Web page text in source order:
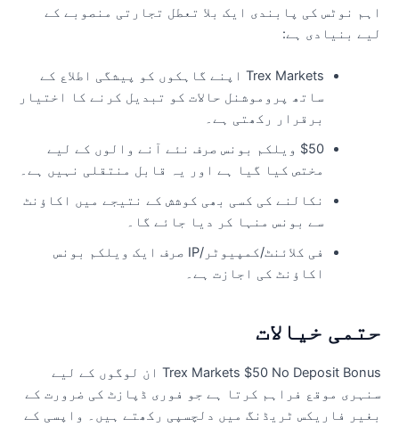
نوٹس کی پابندی ایک بلا تعطل تجارتی منصوبے کے
بنیادی ہے:
Trex Markets اپنے گاہکوں کو پیشگی اطلاع کے
ساتھ پروموشنل حالات کو تبدیل کرنے کا اختیار
برقرار رکھتی ہے۔
$50 ویلکم بونس صرف نئے آنے والوں کے لیے
مختص کیا گیا ہے اور یہ قابل منتقلی نہیں ہے۔
نکالنے کی کسی بھی کوشش کے نتیجے میں اکاؤنٹ
سے بونس منہا کر دیا جائے گا۔
فی کلائنٹ/کمپیوٹر/IP صرف ایک ویلکم بونس
اکاؤنٹ کی اجازت ہے۔
خیالات
Trex Markets $50 No Deposit Bonus ان لوگوں کے لیے
موقع فراہم کرتا ہے جو فوری ڈپازٹ کی ضرورت کے
فاریکس ٹریڈنگ میں دلچسپی رکھتے ہیں۔ واپسی کے